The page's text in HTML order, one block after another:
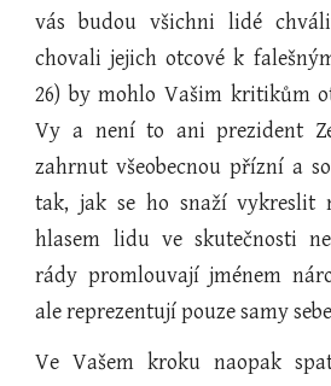
vás budou všichni lidé
chovali jejich otcové k
26) by mohlo Vašim kritikům
Vy a není to ani prezident
zahrnut všeobecnou přízní a
tak, jak se ho snaží vykreslit
hlasem lidu ve skutečnosti
rády promlouvají jménem
ale reprezentují pouze samy
Ve Vašem kroku naopak